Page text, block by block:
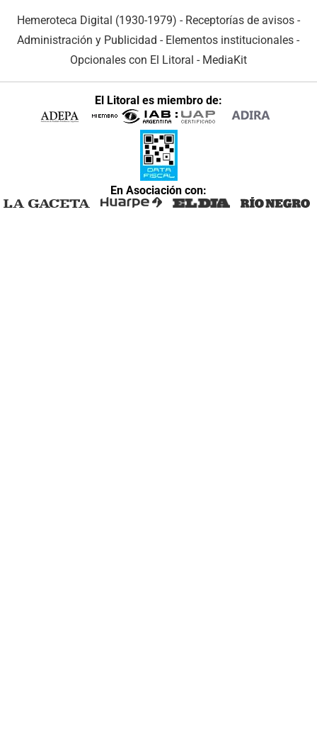
Hemeroteca Digital (1930-1979) - Receptorías de avisos -
Administración y Publicidad - Elementos institucionales -
Opcionales con El Litoral - MediaKit
El Litoral es miembro de:
En Asociación con: